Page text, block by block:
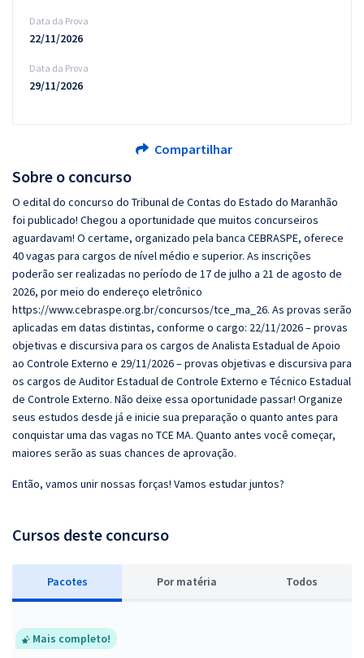
Sobre o concurso
O edital do concurso do Tribunal de Contas do Estado do Maranhão
foi publicado! Chegou a oportunidade que muitos concurseiros
aguardavam! O certame, organizado pela banca CEBRASPE, oferece
40 vagas para cargos de nível médio e superior. As inscrições
poderão ser realizadas no período de 17 de julho a 21 de agosto de
2026, por meio do endereço eletrônico
https://www.cebraspe.org.br/concursos/tce_ma_26. As provas serão
aplicadas em datas distintas, conforme o cargo: 22/11/2026 – provas
objetivas e discursiva para os cargos de Analista Estadual de Apoio
ao Controle Externo e 29/11/2026 – provas objetivas e discursiva para
os cargos de Auditor Estadual de Controle Externo e Técnico Estadual
de Controle Externo. Não deixe essa oportunidade passar! Organize
seus estudos desde já e inicie sua preparação o quanto antes para
conquistar uma das vagas no TCE MA. Quanto antes você começar,
maiores serão as suas chances de aprovação.
Então, vamos unir nossas forças! Vamos estudar juntos?
Cursos deste concurso
Pacotes Por matéria Todos
Mais completo!
Data da Prova
22/11/2026
Data da Prova
29/11/2026
Compartilhar